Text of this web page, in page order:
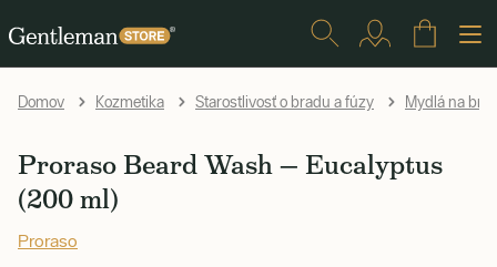
Domov Kozmetika Starostlivosť o bradu a fúzy Mydlá na
Proraso Beard Wash — Eucalyptus
(200 ml)
Proraso